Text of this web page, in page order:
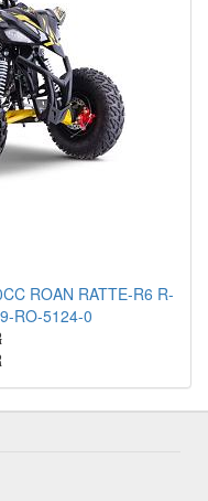
ROAN RATTE-R6 R-
RO-5124-0